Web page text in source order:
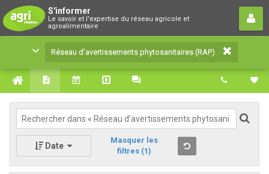
S'informer
Le savoir et l'expertise du réseau agricole et
agroalimentaire
Réseau d’avertissements
phytosanitaires (RAP)
Le savoir et l'expertise du réseau agricole et
agroalimentaire
Réseau d’avertissements phytosanitaires (RAP)
Date
Masquer les
filtres (1)